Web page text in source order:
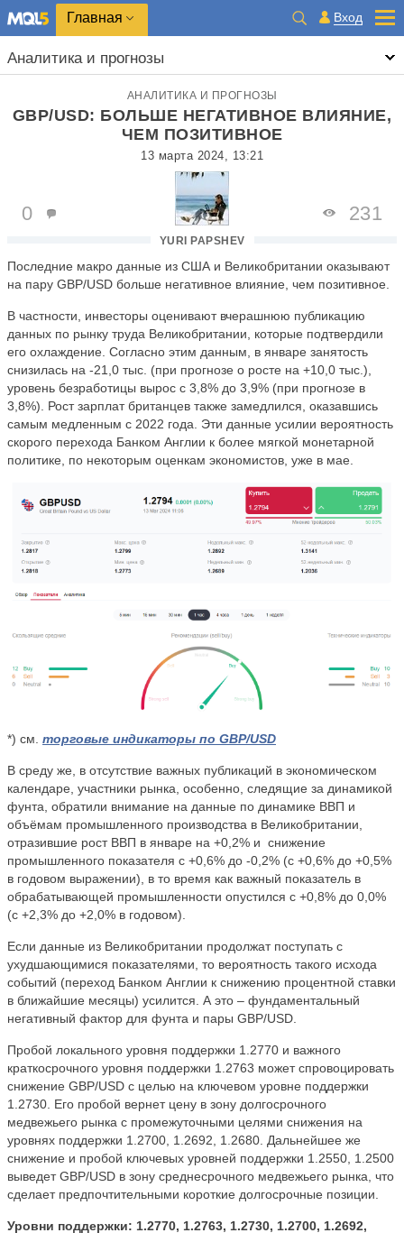
Главная Вход
Аналитика и прогнозы
АНАЛИТИКА И ПРОГНОЗЫ
GBP/USD: БОЛЬШЕ НЕГАТИВНОЕ ВЛИЯНИЕ,
ЧЕМ ПОЗИТИВНОЕ
13 марта 2024, 13:21
YURI PAPSHEV
0 231
Последние макро данные из США и Великобритании оказывают
на пару GBP/USD больше негативное влияние, чем позитивное.
В частности, инвесторы оценивают вчерашнюю публикацию
данных по рынку труда Великобритании , которые подтвердили
его охлаждение . Согласно этим данным, в январе занятость
снизилась на -21,0 тыс . (при прогнозе о росте на +10,0 тыс .)
уровень безработицы вырос с 3,8% до 3,9% (при прогнозе в
3,8%). Рост зарплат британцев также замедлился, оказавшись
самым медленным с 2022 года . Эти данные усилии вероятность
скорого перехода Банком Англии к более мягкой монетарной
политике, по некоторым оценкам экономистов, уже в мае.
*) см. торговые индикаторы по GBP/USD
В среду же, в отсутствие важных публикаций в экономическом
календаре, участники рынка, особенно, следящие за динамикой
фунта, обратили внимание на данные по динамике ВВП и
объёмам промышленного производства в Великобритании,
отразившие рост ВВП в январе на +0,2% и снижение
промышленного показателя с +0,6% до -0,2% (с +0,6% до +0,5%
в годовом выражении), в то время как важный показатель в
обрабатывающей промышленности опустился с +0,8% до 0,0%
(с +2,3% до +2,0% в годовом).
Если данные из Великобритании продолжат поступать с
ухудшающимися показателями, то вероятность такого исхода
событий (переход Банком Англии к снижению процентной ставки
в ближайшие месяцы) усилится. А это – фундаментальный
негативный фактор для фунта и пары GBP/USD.
Пробой локального уровня поддержки 1.2770 и важного
краткосрочного уровня поддержки 1.2763 может спровоцировать
снижение GBP/USD с целью на ключевом уровне поддержки
1.2730. Его пробой вернет цену в зону долгосрочного
медвежьего рынка с промежуточными целями снижения на
уровнях поддержки 1.2700, 1.2692, 1.2680. Дальнейшее же
снижение и пробой ключевых уровней поддержки 1.2550, 1.2500
выведет GBP/USD в зону среднесрочного медвежьего рынка, что
сделает предпочтительными короткие долгосрочные позиции.
Уровни поддержки: 1.2770, 1.2763, 1.2730, 1.2700, 1.2692,